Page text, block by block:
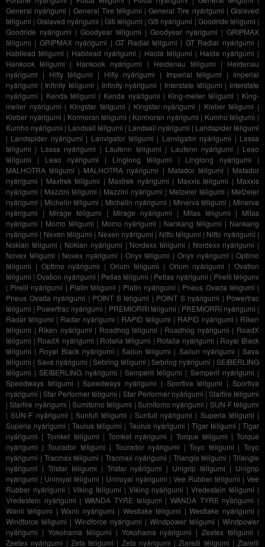
General nyárigumi | General Tire téligumi |General Tire nyárigumi |Gislaved
téligumi |Gislaved nyárigumi | Giti téligumi |Giti nyárigumi | Goodride téligumi |
Goodride nyárigumi | Goodyear téligumi | Goodyear nyárigumi | GRIPMAX
téligumi | GRIPMAX nyárigumi |GT Radial téligumi | GT Radial nyárigumi |
Habilead téligumi | Habilead nyárigumi | Haida téligumi | Haida nyárigumi |
Hankook téligumi | Hankook nyárigumi | Heidenau téligumi | Heidenau
nyárigumi | Hifly téligumi | Hifly nyárigumi | Imperial téligumi | Imperial
nyárigumi | Infinity téligumi | Infinity nyárigumi | Interstate téligumi | Interstate
nyárigumi | Kenda téligumi | Kenda nyárigumi | King-meiler téligumi | King-
meiler nyárigumi | Kingstar téligumi | Kingstar nyárigumi | Kleber téligumi |
Kleber nyárigumi | Kormoran téligumi | Kormoran nyárigumi | Kumho téligumi |
Kumho nyárigumi | Landsail téligumi | Landsail nyárigumi | Landspider téligumi
| Landspider nyárigumi | Lanvigator téligumi | Lanvigator nyárigumi | Lassa
téligumi | Lassa nyárigumi | Laufenn téligumi | Laufenn nyárigumi | Leao
téligumi | Leao nyárigumi | Linglong téligumi | Linglong nyárigumi |
MALHOTRA téligumi | MALHOTRA nyárigumi | Matador téligumi | Matador
nyárigumi | Maxtrek téligumi | Maxtrek nyárigumi | Maxxis téligumi | Maxxis
nyárigumi | Mazzini téligumi | Mazzini nyárigumi | Metzeler téligumi | Metzeler
nyárigumi | Michelin téligumi | Michelin nyárigumi | Minerva téligumi | Minerva
nyárigumi | Mirage téligumi | Mirage nyárigumi | Mitas téligumi | Mitas
nyárigumi | Momo téligumi | Momo nyárigumi | Nankang téligumi | Nankang
nyárigumi | Nexen téligumi | Nexen nyárigumi | Nitto téligumi | Nitto nyárigumi |
Nokian téligumi | Nokian nyárigumi | Nordexx téligumi | Nordexx nyárigumi |
Novex téligumi | Novex nyárigumi | Onyx téligumi | Onyx nyárigumi | Optimo
téligumi | Optimo nyárigumi |Orium téligumi | Orium nyárigumi |Ovation
téligumi |Ovation nyárigumi | Petlas téligumi | Petlas nyárigumi | Pirelli téligumi
| Pirelli nyárigumi | Platin téligumi | Platin nyárigumi | Pneus Ovada téligumi |
Pneus Ovada nyárigumi | POINT S téligumi | POINT S nyárigumi | Powertrac
téligumi | Powertrac nyárigumi | PREMIORRI téligumi | PREMIORRI nyárigumi |
Radar téligumi | Radar nyárigumi | RAPID téligumi | RAPID nyárigumi | Riken
téligumi | Riken nyárigumi | Roadhog téligumi | Roadhog nyárigumi | RoadX
téligumi | RoadX nyárigumi | Rotalla téligumi | Rotalla nyárigumi | Royal Black
téligumi | Royal Black nyárigumi |Sailun téligumi | Sailun nyárigumi |Sava
téligumi | Sava nyárigumi |Sebring téligumi |Sebring nyárigumi |SEIBERLING
téligumi |SEIBERLING nyárigumi |Semperit téligumi | Semperit nyárigumi |
Speedways téligumi |Speedways nyárigumi | Sportiva téligumi |Sportiva
nyárigumi |Star Performer téligumi | Star Performer nyárigumi | Starfire téligumi
|Starfire nyárigumi |Sumitomo téligumi | Sumitomo nyárigumi | SUN-F téligumi
|SUN-F nyárigumi | Sunfull téligumi | Sunfull nyárigumi | Superia téligumi |
Superia nyárigumi |Taurus téligumi | Taurus nyárigumi | Tigar téligumi |Tigar
nyárigumi |Tomket téligumi | Tomket nyárigumi | Torque téligumi |Torque
nyárigumi |Tourador téligumi | Tourador nyárigumi |Toyo téligumi |Toyo
nyárigumi | Tracmax téligumi |Tracmax nyárigumi | Triangle téligumi |Triangle
nyárigumi | Tristar téligumi | Tristar nyárigumi | Unigrip téligumi | Unigrip
nyárigumi | Uniroyal téligumi | Uniroyal nyárigumi |Vee Rubber téligumi |Vee
Rubber nyárigumi | Viking téligumi | Viking nyárigumi |Vredestein téligumi |
Vredestein nyárigumi |WANDA TYRE téligumi | WANDA TYRE nyárigumi |
Wanli téligumi |Wanli nyárigumi | Westlake téligumi |Westlake nyárigumi |
Windforce téligumi | Windforce nyárigumi | Windpower téligumi | Windpower
nyárigumi | Yokohama téligumi | Yokohama nyárigumi |Zeetex téligumi |
Zeetex nyárigumi | Zeta téligumi | Zeta nyárigumi |Ziarelli téligumi | Ziarelli